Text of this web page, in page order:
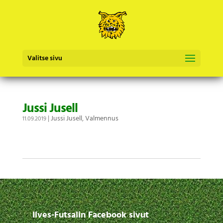
Valitse sivu
Jussi Jusell
11.09.2019|Jussi Jusell,Valmennus
Ilves-Futsalin Facebook sivut